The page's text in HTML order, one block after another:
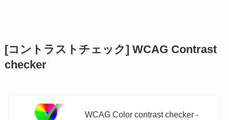
[コントラストチェック] WCAG Contrast
checker
WCAG Color contrast checker -